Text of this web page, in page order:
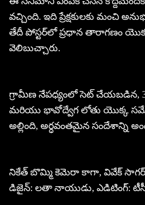
వచ్చింది. ఇది ప్రేక్షకులకు మంచి
తేదీ పోస్టర్‌లో ప్రధాన తారాగణం
వెలిబుచ్చారు.
గ్రామీణ నేపధ్యంలో సెట్ చేయబడిన,
మరియు భావోద్వేగ లోతు యొక్క
అల్లింది, అర్ధవంతమైన సందేశాన్ని
నికేత్ బొమ్మి కెమెరా కాగా, వివేక్ సాగర్
డిజైన్: లతా నాయుడు, ఎడిటింగ్: టీసీ